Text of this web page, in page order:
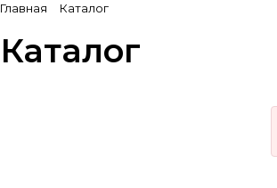
Главная Каталог
Каталог